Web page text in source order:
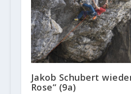
Jakob Schubert
Rose“ (9a)